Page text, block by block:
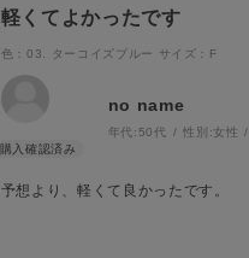
軽くてよかったです
色：03. ターコイズブルー サイズ：F
no name
年代: 50代 性別:女性
予想より、軽くて良かったです。